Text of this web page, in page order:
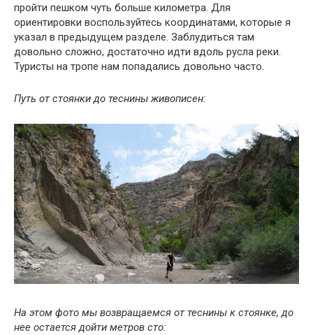
пройти пешком чуть больше километра. Для
ориентировки воспользуйтесь координатами, которые я
указал в предыдущем разделе. Заблудиться там
довольно сложно, достаточно идти вдоль русла реки.
Туристы на тропе нам попадались довольно часто.
Путь от стоянки до теснины живописен:
На этом фото мы возвращаемся от теснины к стоянке, до
нее остается дойти метров сто: